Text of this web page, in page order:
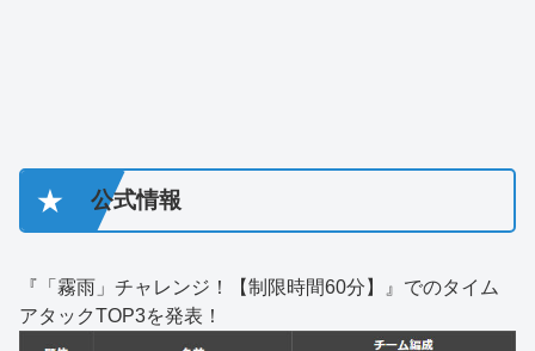
★ 公式情報
『「霧雨」チャレンジ！【制限時間60分】』でのタイム
アタックTOP3を発表！